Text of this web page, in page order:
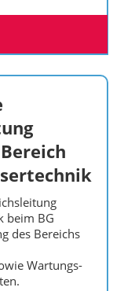
beim BG
des Bereichs
Wartungs-